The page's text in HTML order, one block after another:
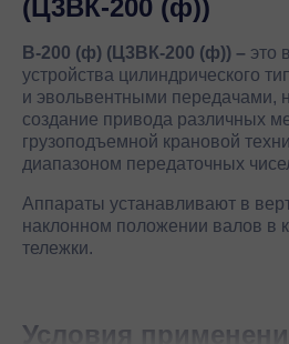
(Ц3ВК-200 (ф))
В-200 (ф) (Ц3ВК-200 (ф)) – это
устройства цилиндрического
и эвольвентными передачами,
создание привода различных
грузоподъемной крановой
диапазоном передаточных
Аппараты устанавливают в
наклонном положении валов в
тележки.
Условия